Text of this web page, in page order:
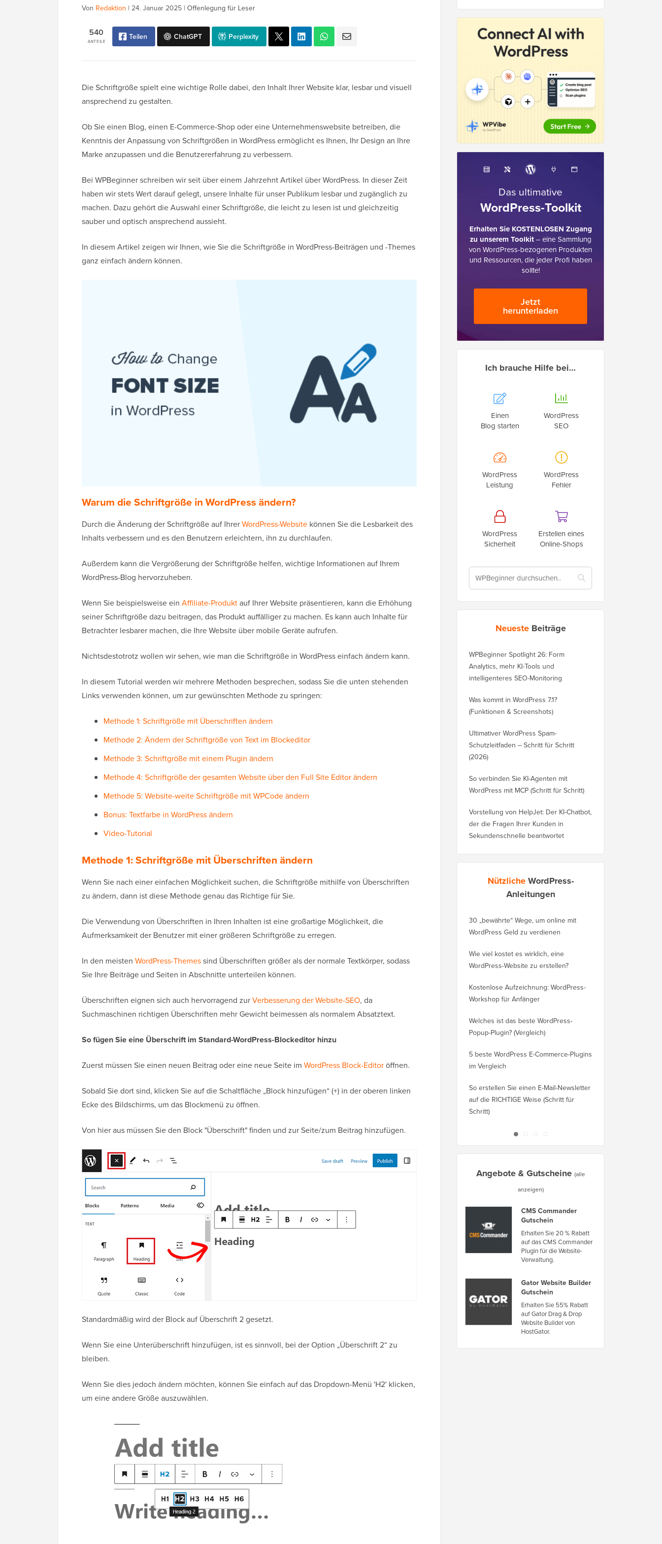
Von Redaktion | 24. Januar 2025 | Offenlegung für Leser
ANTEILE
540 Teilen ChatGPT Perplexity
Die Schriftgröße spielt eine wichtige Rolle dabei, den Inhalt Ihrer Website klar, lesbar und visuell
ansprechend zu gestalten.
Ob Sie einen Blog, einen E-Commerce-Shop oder eine Unternehmenswebsite betreiben, die
Kenntnis der Anpassung von Schriftgrößen in WordPress ermöglicht es Ihnen, Ihr Design an Ihre
Marke anzupassen und die Benutzererfahrung zu verbessern.
Bei WPBeginner schreiben wir seit über einem Jahrzehnt Artikel über WordPress. In dieser Zeit
haben wir stets Wert darauf gelegt, unsere Inhalte für unser Publikum lesbar und zugänglich zu
machen. Dazu gehört die Auswahl einer Schriftgröße, die leicht zu lesen ist und gleichzeitig
sauber und optisch ansprechend aussieht.
In diesem Artikel zeigen wir Ihnen, wie Sie die Schriftgröße in WordPress-Beiträgen und -Themes
ganz einfach ändern können.
Warum die Schriftgröße in WordPress ändern?
Durch die Änderung der Schriftgröße auf IhrerWordPress-Website können Sie die Lesbarkeit des
Inhalts verbessern und es den Benutzern erleichtern, ihn zu durchlaufen.
Außerdem kann die Vergrößerung der Schriftgröße helfen, wichtige Informationen auf Ihrem
WordPress-Blog hervorzuheben.
Wenn Sie beispielsweise ein Affiliate-Produktauf Ihrer Website präsentieren, kann die Erhöhung
seiner Schriftgröße dazu beitragen, das Produkt auffälliger zu machen. Es kann auch Inhalte für
Betrachter lesbarer machen, die Ihre Website über mobile Geräte aufrufen.
Nichtsdestotrotz wollen wir sehen, wie man die Schriftgröße in WordPress einfach ändern kann.
In diesem Tutorial werden wir mehrere Methoden besprechen, sodass Sie die unten stehenden
Links verwenden können, um zur gewünschten Methode zu springen:
Methode 1: Schriftgröße mit Überschriften ändern
Methode 2: Ändern der Schriftgröße von Text im Blockeditor
Methode 3: Schriftgröße mit einem Plugin ändern
Methode 4: Schriftgröße der gesamten Website über den Full Site Editor ändern
Methode 5: Website-weite Schriftgröße mit WPCode ändern
Bonus: Textfarbe in WordPress ändern
Video-Tutorial
Methode 1: Schriftgröße mit Überschriften ändern
Wenn Sie nach einer einfachen Möglichkeit suchen, die Schriftgröße mithilfe von Überschriften
zu ändern, dann ist diese Methode genau das Richtige für Sie.
Die Verwendung von Überschriften in Ihren Inhalten ist eine großartige Möglichkeit, die
Aufmerksamkeit der Benutzer mit einer größeren Schriftgröße zu erregen.
In den meisten WordPress-Themessind Überschriften größer als der normale Textkörper, sodass
Sie Ihre Beiträge und Seiten in Abschnitte unterteilen können.
Überschriften eignen sich auch hervorragend zurVerbesserung der Website-SEO, da
Suchmaschinen richtigen Überschriften mehr Gewicht beimessen als normalem Absatztext.
So fügen Sie eine Überschrift im Standard-WordPress-Blockeditor hinzu
Zuerst müssen Sie einen neuen Beitrag oder eine neue Seite im WordPress Block-Editoröffnen.
Sobald Sie dort sind, klicken Sie auf die Schaltfläche „Block hinzufügen“ (+) in der oberen linken
Ecke des Bildschirms, um das Blockmenü zu öffnen.
Von hier aus müssen Sie den Block "Überschrift" finden und zur Seite/zum Beitrag hinzufügen.
Standardmäßig wird der Block auf Überschrift 2 gesetzt.
Wenn Sie eine Unterüberschrift hinzufügen, ist es sinnvoll, bei der Option „Überschrift 2“ zu
bleiben.
Wenn Sie dies jedoch ändern möchten, können Sie einfach auf das Dropdown-Menü 'H2' klicken,
um eine andere Größe auszuwählen.
Das ultimative
WordPress-Toolkit
Erhalten Sie KOSTENLOSEN Zugang
zu unserem Toolkit– eine Sammlung
von WordPress-bezogenen Produkten
und Ressourcen, die jeder Profi haben
sollte!
Jetzt
herunterladen
Ich brauche Hilfe bei…
Einen
Blog starten
WordPress
SEO
WordPress
Leistung
WordPress
Fehler
WordPress
Sicherheit
Erstellen eines
Online-Shops
Neueste Beiträge
WPBeginner Spotlight 26: Form
Analytics, mehr KI-Tools und
intelligenteres SEO-Monitoring
Was kommt in WordPress 7.1?
(Funktionen & Screenshots)
Ultimativer WordPress Spam-
Schutzleitfaden – Schritt für Schritt
(2026)
So verbinden Sie KI-Agenten mit
WordPress mit MCP (Schritt für Schritt)
Vorstellung von HelpJet: Der KI-Chatbot,
der die Fragen Ihrer Kunden in
Sekundenschnelle beantwortet
NützlicheWordPress-
Anleitungen
30 „bewährte“ Wege, um online mit
WordPress Geld zu verdienen
Wie viel kostet es wirklich, eine
WordPress-Website zu erstellen?
Kostenlose Aufzeichnung: WordPress-
Workshop für Anfänger
Welches ist das beste WordPress-
Popup-Plugin? (Vergleich)
5 beste WordPress E-Commerce-Plugins
im Vergleich
So erstellen Sie einen E-Mail-Newsletter
auf die RICHTIGE Weise (Schritt für
Schritt)
Angebote & Gutscheine (alle
anzeigen)
CMS Commander
Gutschein
Erhalten Sie 20 % Rabatt
auf das CMS Commander
Plugin für die Website-
Verwaltung.
Gator Website Builder
Gutschein
Erhalten Sie 55% Rabatt
auf Gator Drag & Drop
Website Builder von
HostGator.